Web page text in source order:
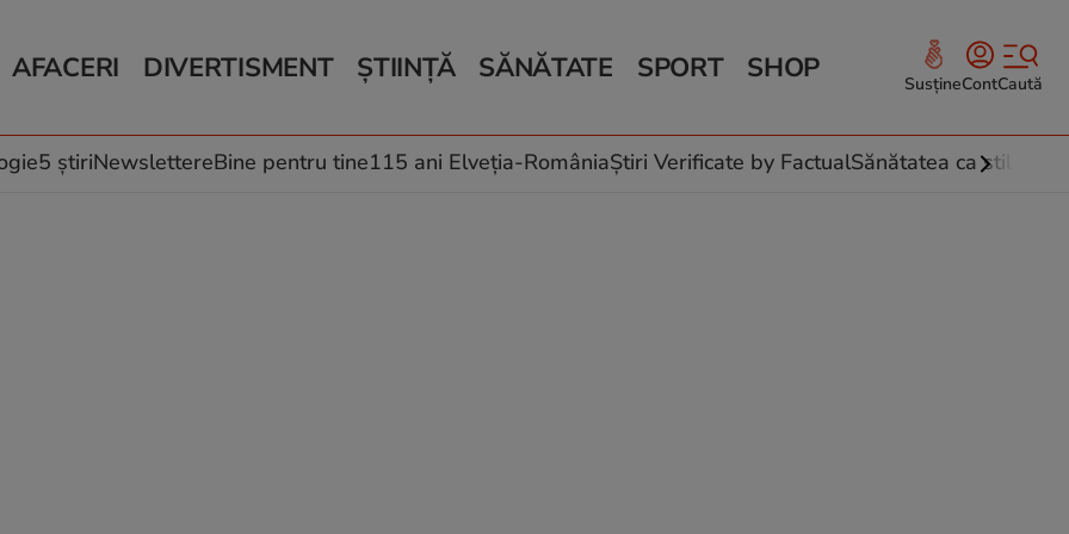
AFACERI
Auto
Locuri de muncă
DIVERTISMENT
Horoscop
Muzică și Filme
ȘTIINȚĂ
Schimbări climatice
SĂNĂTATE
Relații
Rețete culinare
SPORT SHOP SusțineContCaută
5 știriNewslettereBine pentru tine115 ani Elveția-RomâniaȘtiri Verificate by FactualSănătatea ca stil de